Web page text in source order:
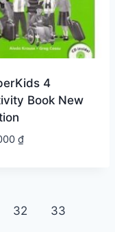
4
Book New
₫
32 33